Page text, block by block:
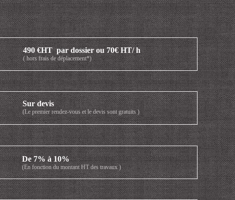
De 7% à 10%
(En fonction du montant HT des travaux )
Sur devis
(Le premier rendez-vous et le devis sont gratuits )
490 €HT par dossier ou 70€ HT/ h
( hors frais de déplacement*)